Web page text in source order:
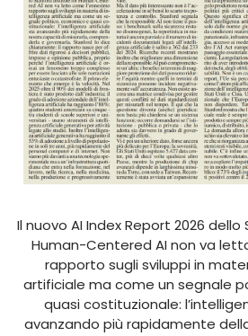
Il nuovo AI Index Report 2026
Human-Centered AI non va
rapporto sugli sviluppi in
artificiale ma come un segnale
quasi costituzionale:
avanzando più rapidamente